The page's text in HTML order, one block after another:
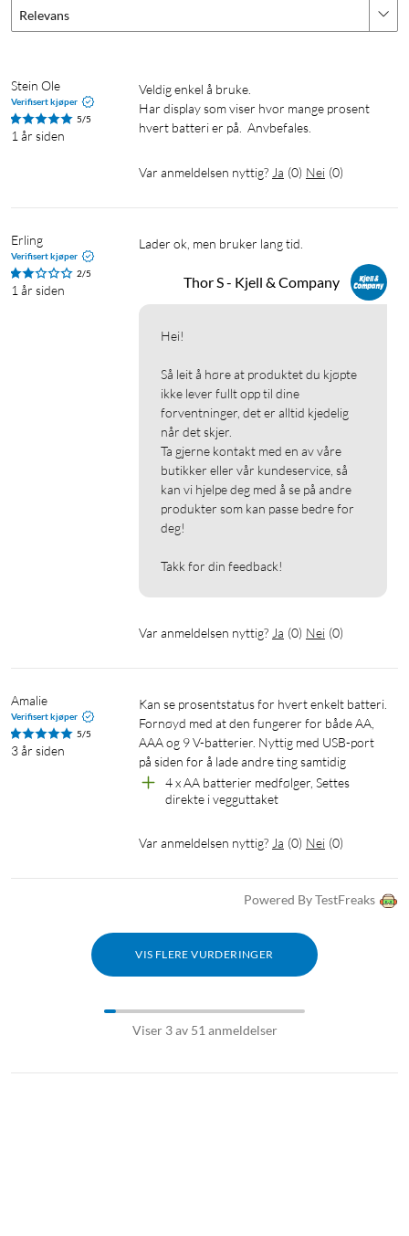
Relevans
Stein Ole
Verifisert kjøper
5/5
1 år siden
Veldig enkel å bruke.
Har display som viser hvor mange prosent
hvert batteri er på.  Anvbefales.
Var anmeldelsen nyttig? Ja (0) Nei (0)
Erling
Verifisert kjøper
2/5
1 år siden
Lader ok, men bruker lang tid.
Thor S - Kjell & Company
Hei!
Så leit å høre at produktet du kjøpte
ikke lever fullt opp til dine
forventninger, det er alltid kjedelig
når det skjer.
Ta gjerne kontakt med en av våre
butikker eller vår kundeservice, så
kan vi hjelpe deg med å se på andre
produkter som kan passe bedre for
deg!
Takk for din feedback!
Var anmeldelsen nyttig? Ja (0) Nei (0)
Amalie
Verifisert kjøper
5/5
3 år siden
Kan se prosentstatus for hvert enkelt batteri.
Fornøyd med at den fungerer for både AA,
AAA og 9 V-batterier. Nyttig med USB-port
på siden for å lade andre ting samtidig
4 x AA batterier medfølger, Settes
direkte i vegguttaket
Var anmeldelsen nyttig? Ja (0) Nei (0)
Powered By TestFreaks
VIS FLERE VURDERINGER
Viser 3 av 51 anmeldelser